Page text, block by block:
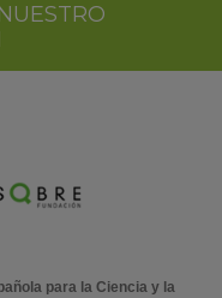
para la Ciencia y la